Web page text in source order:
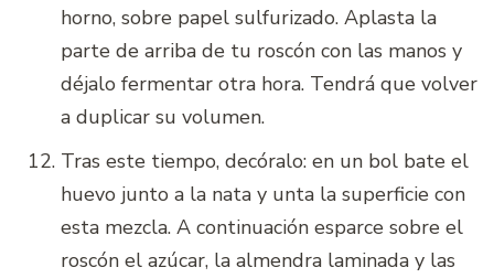
horno, sobre papel sulfurizado. Aplasta la
parte de arriba de tu roscón con las manos y
déjalo fermentar otra hora. Tendrá que volver
a duplicar su volumen.
Tras este tiempo, decóralo: en un bol bate el
huevo junto a la nata y unta la superficie con
esta mezcla. A continuación esparce sobre el
roscón el azúcar, la almendra laminada y las